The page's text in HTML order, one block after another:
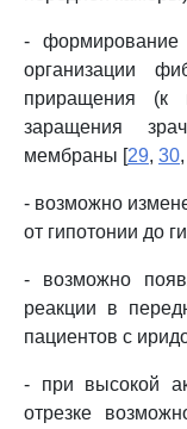
- формирование
организации
приращения (к
заращения
мембраны [29, 30,
- возможно
от гипотонии до
- возможно
реакции в
пациентов с
- при высокой
отрезке